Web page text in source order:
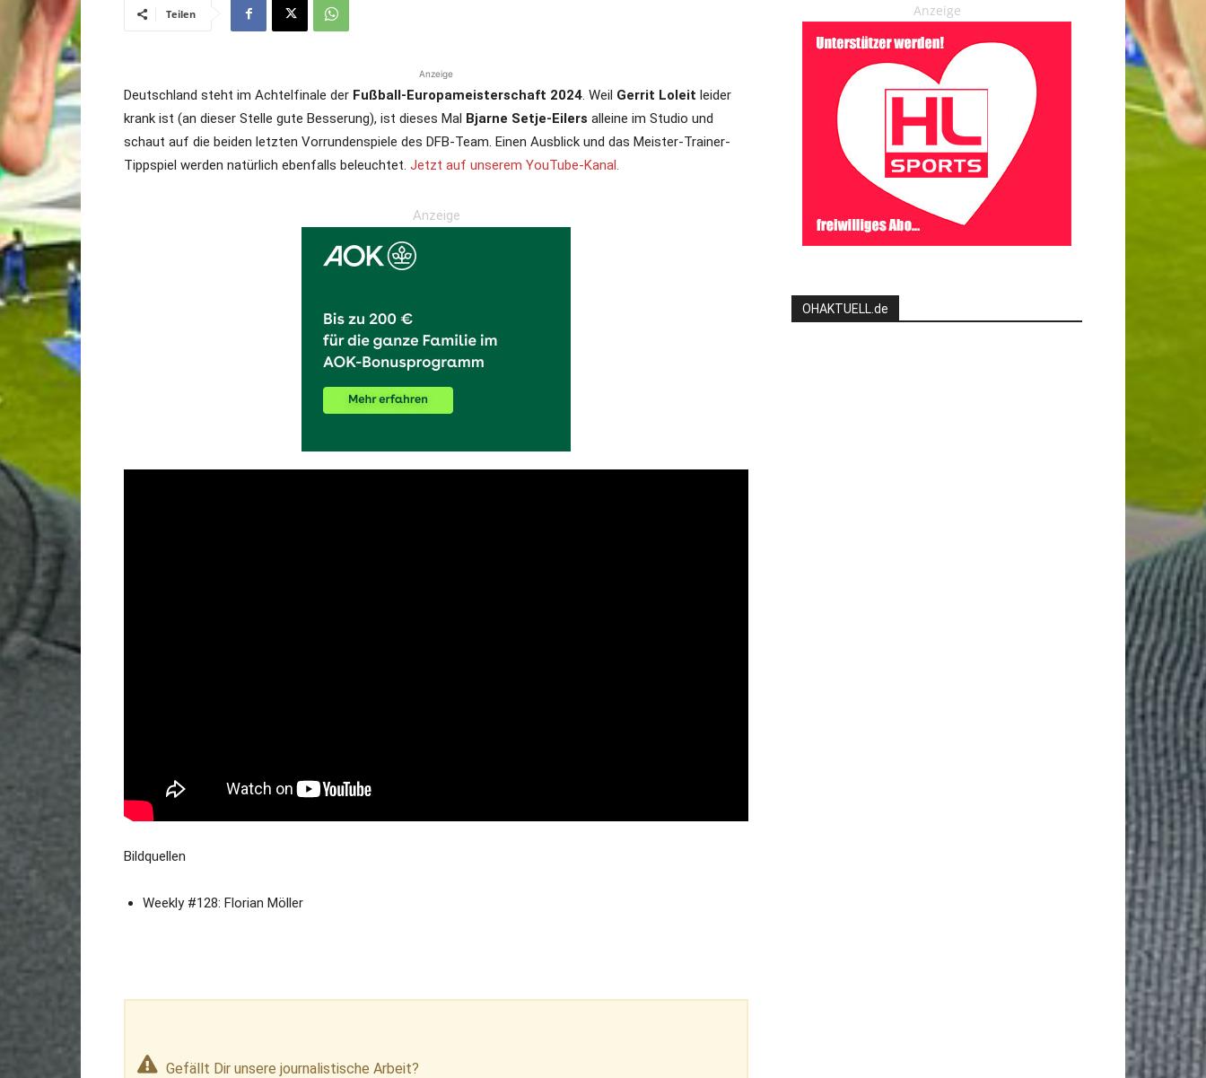
Teilen
Anzeige
Deutschland steht im Achtelfinale der Fußball-Europameisterschaft 2024. Weil Gerrit Loleit leider
krank ist (an dieser Stelle gute Besserung), ist dieses Mal Bjarne Setje-Eilers alleine im Studio und
schaut auf die beiden letzten Vorrundenspiele des DFB-Team. Einen Ausblick und das Meister-Trainer-
Tippspiel werden natürlich ebenfalls beleuchtet. Jetzt auf unserem YouTube-Kanal.
Anzeige
Bildquellen
Weekly #128: Florian Möller
Gefällt Dir unsere journalistische Arbeit?
Anzeige
OHAKTUELL.de